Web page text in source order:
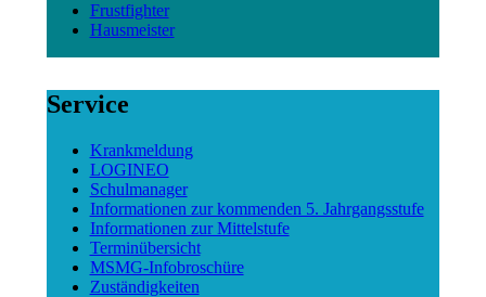
Frustfighter
Hausmeister
Service
Krankmeldung
LOGINEO
Schulmanager
Informationen zur kommenden 5. Jahrgangsstufe
Informationen zur Mittelstufe
Terminübersicht
MSMG-Infobroschüre
Zuständigkeiten